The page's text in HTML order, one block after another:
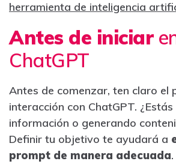
herramienta de inteligencia
Antes de iniciar
ChatGPT
Antes de comenzar, ten claro el
interacción con ChatGPT.
información o generando
Definir tu objetivo te ayudará a
prompt de manera adecuada.